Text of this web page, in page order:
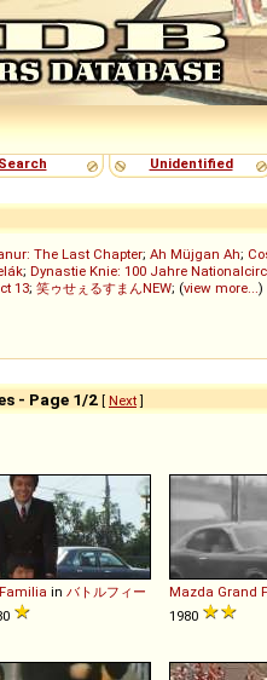
Search
Unidentified
The Last Chapter; Ah Müjgan Ah;
; Dynastie Knie: 100 Jahre
13; 笑ゥせぇるすまんNEW; (view more...)
- Page 1/2 [ Next]
Familia in バトルフィー
Mazda Grand
1980